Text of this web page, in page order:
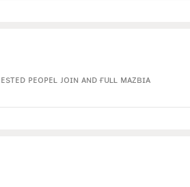
ᴘᴇᴏᴘᴇʟ ᴊᴏɪɴ ᴀɴᴅ ғᴜʟʟ ᴍᴀᴢʙɪᴀ